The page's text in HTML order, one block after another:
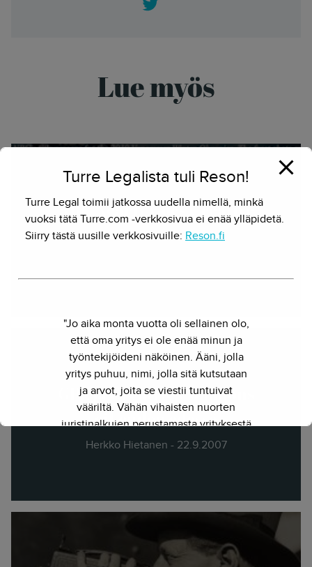
Lue myös
NBC Nearly Goes Creative
Commons
GPL ja Creative Commons
oikeuden edessä
Herkko Hietanen - 22.9.2007
Turre Legalista tuli Reson!
Turre Legal toimii jatkossa uudella nimellä, minkä
vuoksi tätä Turre.com -verkkosivua ei enää ylläpidetä.
Siirry tästä uusille verkkosivuille: Reson.fi
"Jo aika monta vuotta oli sellainen olo,
että oma yritys ei ole enää minun ja
työntekijöideni näköinen. Ääni, jolla
yritys puhuu, nimi, jolla sitä kutsutaan
ja arvot, joita se viestii tuntuivat
vääriltä. Vähän vihaisten nuorten
juristinalkujen perustamasta yrityksestä
on kasvanut kokenut ja
- Herkko Hietanen